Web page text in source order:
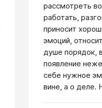
рассмотреть
работать,
приносит
эмоций,
душе порядок,
появление
себе нужное
вине, а о деле.